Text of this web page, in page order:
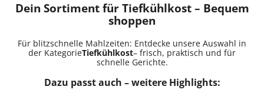
Dein Sortiment für Tiefkühlkost – Bequem
shoppen
Für blitzschnelle Mahlzeiten: Entdecke unsere Auswahl in
der KategorieTiefkühlkost– frisch, praktisch und für
schnelle Gerichte.
Dazu passt auch – weitere Highlights: